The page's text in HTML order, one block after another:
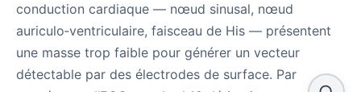
conduction cardiaque — nœud sinusal, nœud
auriculo‑ventriculaire, faisceau de His — présentent
une masse trop faible pour générer un vecteur
détectable par des électrodes de surface. Par